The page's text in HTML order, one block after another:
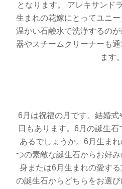
となります。 アレキサンド
生まれの花嫁にとってユニー
温かい石鹸水で洗浄するの
器やスチームクリーナーも
ます。
6月は祝福の月です。結婚
日もあります。6月の誕生
あるでしょうか。6月生ま
つの素敵な誕生石からお好
身または6月生まれの愛す
の誕生石からどちらをお選